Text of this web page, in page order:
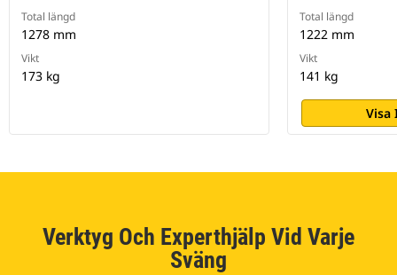
Total längd
1278 mm
Vikt
173 kg
Total längd
1222 mm
Vikt
141 kg
Visa
Verktyg Och Experthjälp Vid Varje
Sväng